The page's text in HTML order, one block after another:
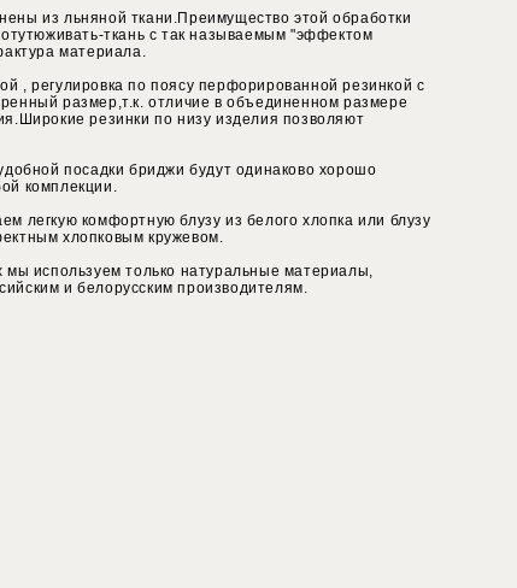
из льняной ткани.Преимущество этой обработки
ткань с так называемым "эффектом
материала.
, регулировка по поясу перфорированной резинкой с
размер,т.к. отличие в объединенном размере
резинки по низу изделия позволяют
посадки бриджи будут одинаково хорошо
комплекции.
легкую комфортную блузу из белого хлопка или блузу
хлопковым кружевом.
мы используем только натуральные материалы,
и белорусским производителям.